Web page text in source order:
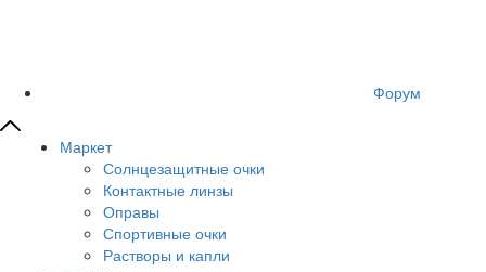
Форум
Маркет
Солнцезащитные очки
Контактные линзы
Оправы
Спортивные очки
Растворы и капли